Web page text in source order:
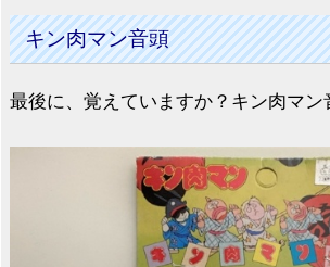
キン肉マン音頭
最後に、覚えていますか？キン肉マン